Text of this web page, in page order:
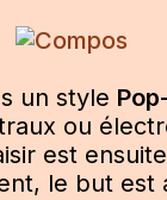
un style
ou
est
le but est